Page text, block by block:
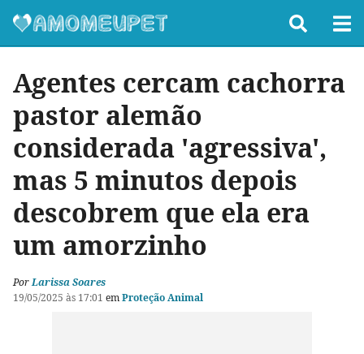
Agentes cercam cachorra
pastor alemão
considerada 'agressiva',
mas 5 minutos depois
descobrem que ela era
um amorzinho
PorLarissa Soares
19/05/2025 às 17:01 emProteção Animal